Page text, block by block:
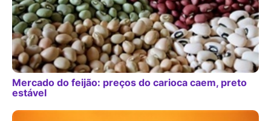
Mercado do feijão: preços do carioca caem, preto
estável